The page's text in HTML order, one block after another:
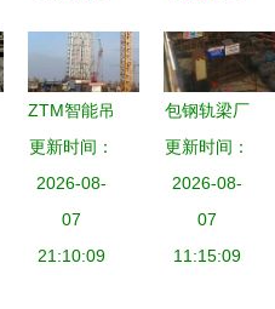
城市管网安
全升级
ZTM智能吊
装塔机 赋
能国家重点
项目，铸就
建设新利器
更新时间：
2026-08-
07
21:10:09
包钢轨梁厂
1号线中修
工程正式开
工，建设工
程公司强势
更新时间：
2026-08-
07
11:15:09